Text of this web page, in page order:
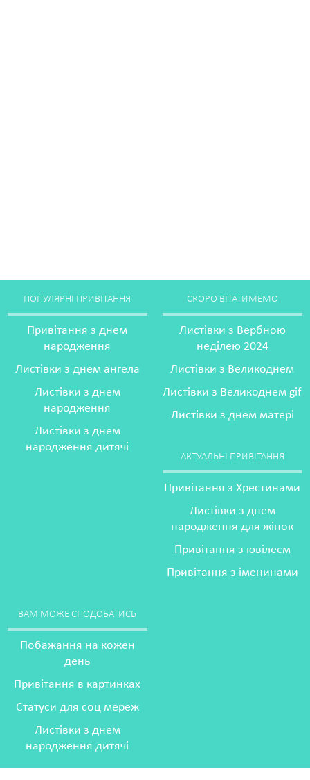
ПОПУЛЯРНІ ПРИВІТАННЯ
Привітання з днем
народження
Листівки з днем ангела
Листівки з днем
народження
Листівки з днем
народження дитячі
СКОРО ВІТАТИМЕМО
Листівки з Вербною
неділею 2024
Листівки з Великоднем
Листівки з Великоднем gif
Листівки з днем матері
АКТУАЛЬНІ ПРИВІТАННЯ
Привітання з Хрестинами
Листівки з днем
народження для жінок
Привітання з ювілеєм
Привітання з іменинами
ВАМ МОЖЕ СПОДОБАТИСЬ
Побажання на кожен
день
Привітання в картинках
Статуси для соц мереж
Листівки з днем
народження дитячі